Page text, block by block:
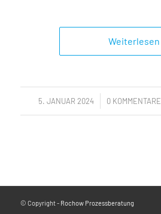
Weiterlesen
5. JANUAR 2024
/ 0 KOMMENTARE
/
© Copyright - Rochow Prozessberatung